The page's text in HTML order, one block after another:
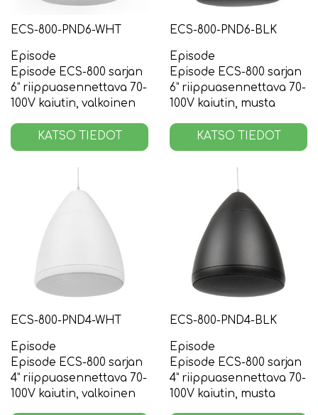
ECS-800-PND6-WHT
Episode
Episode ECS-800 sarjan
6” riippuasennettava 70-
100V kaiutin, valkoinen
KATSO TIEDOT
ECS-800-PND6-BLK
Episode
Episode ECS-800 sarjan
6” riippuasennettava 70-
100V kaiutin, musta
KATSO TIEDOT
ECS-800-PND4-WHT
Episode
Episode ECS-800 sarjan
4” riippuasennettava 70-
100V kaiutin, valkoinen
ECS-800-PND4-BLK
Episode
Episode ECS-800 sarjan
4” riippuasennettava 70-
100V kaiutin, musta